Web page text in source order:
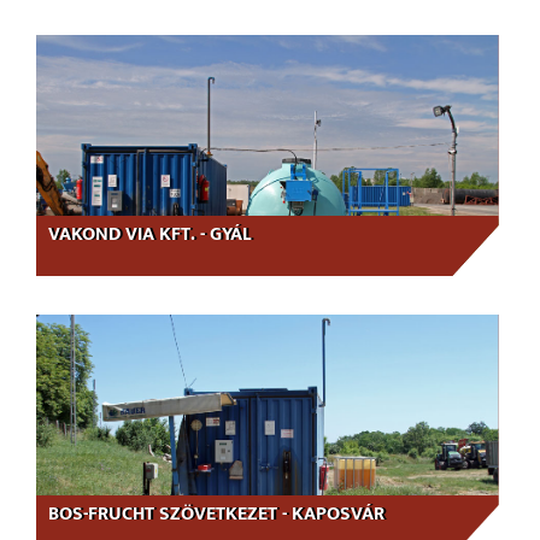
VAKOND VIA KFT. - GYÁL
BOS-FRUCHT SZÖVETKEZET - KAPOSVÁR